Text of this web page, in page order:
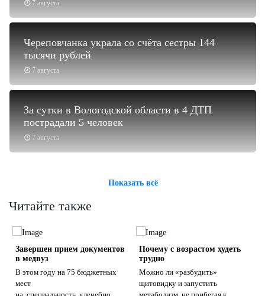
7 августа
7 августа
Череповчанка украла со счёта сестры 144
тысячи рублей
7 августа
За сутки в Вологодской области в 4 ДТП
пострадали 5 человек
Показать всё
Читайте также
Завершен прием документов
в медвуз
В этом году на 75 бюджетных
мест
Почему с возрастом худеть
трудно
Можно ли «разбудить»
щитовидку и запустить